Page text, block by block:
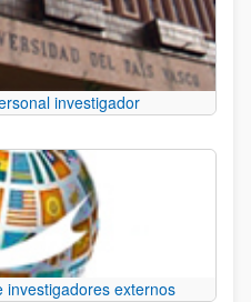
investigador
investigadores externos